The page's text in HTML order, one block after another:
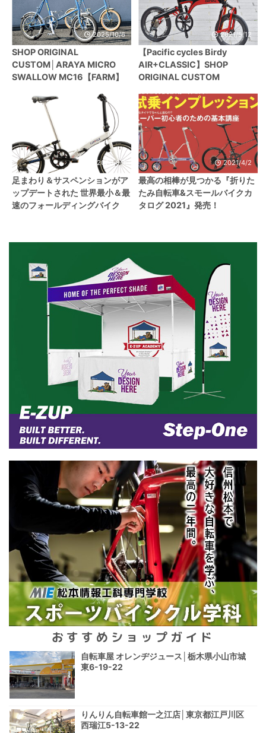
2025/10/6
SHOP ORIGINAL
CUSTOM│ARAYA MICRO
SWALLOW MC16【FARM】
2021/5/12
【Pacific cycles Birdy
AIR+CLASSIC】SHOP
ORIGINAL CUSTOM
2020/8/1
足まわり＆サスペンションがア
ップデートされた 世界最小＆最
速のフォールディングバイク
2021/4/2
最高の相棒が見つかる『折りた
たみ自転車&スモールバイクカ
タログ 2021』発売！
おすすめショップガイド
自転車屋 オレンヂジュース│栃木県小山市城
東6-19-22
りんりん自転車館一之江店│東京都江戸川区
西瑞江5-13-22